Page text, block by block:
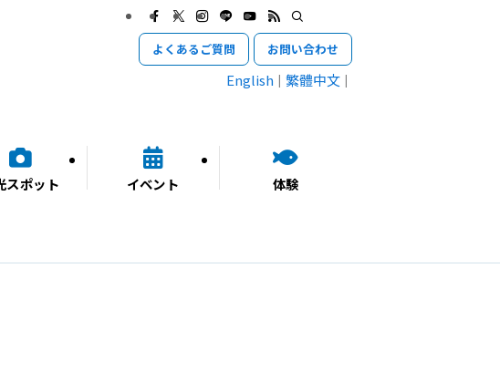
スポット イベント 体験
よくあるご質問 お問い合わせ
English 繁體中文